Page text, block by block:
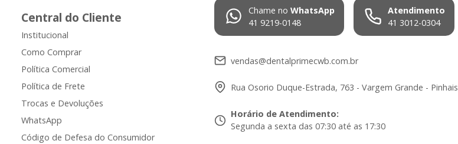
Central do Cliente
Institucional
Como Comprar
Política Comercial
Política de Frete
Trocas e Devoluções
WhatsApp
Código de Defesa do Consumidor
Chame no WhatsApp
41 9219-0148
Atendimento
41 3012-0304
vendas@dentalprimecwb.com.br
Rua Osorio Duque-Estrada, 763 - Vargem Grande - Pinhais
Horário de Atendimento:
Segunda a sexta das 07:30 até as 17:30